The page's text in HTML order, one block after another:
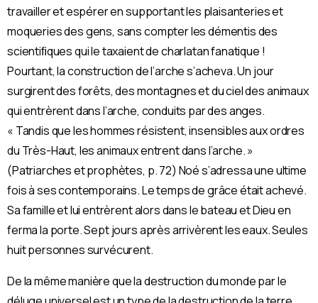
travailler et espérer en supportant les plaisanteries et
moqueries des gens, sans compter les démentis des
scientiﬁques qui le taxaient de charlatan fanatique !
Pourtant, la construction de l’arche s’acheva. Un jour
surgirent des forêts, des montagnes et du ciel des animaux
qui entrèrent dans l’arche, conduits par des anges.
« Tandis que les hommes résistent, insensibles aux ordres
du Très-Haut, les animaux entrent dans l’arche. »
(Patriarches et prophètes, p. 72) Noé s’adressa une ultime
fois à ses contemporains. Le temps de grâce était achevé.
Sa famille et lui entrèrent alors dans le bateau et Dieu en
ferma la porte. Sept jours après arrivèrent les eaux. Seules
huit personnes survécurent.
De la même manière que la destruction du monde par le